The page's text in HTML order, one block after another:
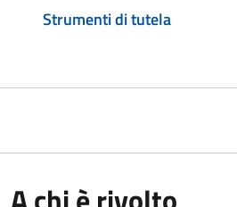
Strumenti di tutela